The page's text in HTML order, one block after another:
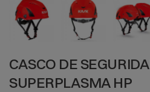
CASCO DE
SUPERPLASMA HP